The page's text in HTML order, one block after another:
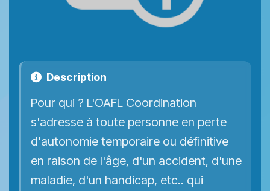
Description
Pour qui ? L'OAFL Coordination
s'adresse à toute personne en perte
d'autonomie temporaire ou définitive
en raison de l'âge, d'un accident, d'une
maladie, d'un handicap, etc.. qui